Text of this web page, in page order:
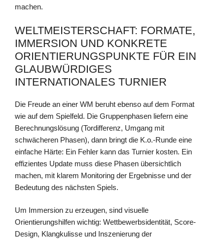
machen.
WELTMEISTERSCHAFT: FORMATE,
IMMERSION UND KONKRETE
ORIENTIERUNGSPUNKTE FÜR EIN
GLAUBWÜRDIGES
INTERNATIONALES TURNIER
Die Freude an einer WM beruht ebenso auf dem Format
wie auf dem Spielfeld. Die Gruppenphasen liefern eine
Berechnungslösung (Tordifferenz, Umgang mit
schwächeren Phasen), dann bringt die K.o.-Runde eine
einfache Härte: Ein Fehler kann das Turnier kosten. Ein
effizientes Update muss diese Phasen übersichtlich
machen, mit klarem Monitoring der Ergebnisse und der
Bedeutung des nächsten Spiels.
Um Immersion zu erzeugen, sind visuelle
Orientierungshilfen wichtig: Wettbewerbsidentität, Score-
Design, Klangkulisse und Inszenierung der